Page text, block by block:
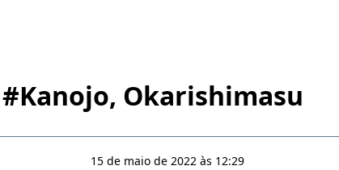
#Kanojo, Okarishimasu
15 de maio de 2022 às 12:29